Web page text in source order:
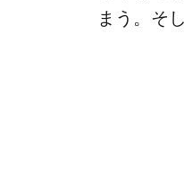
まう。そ